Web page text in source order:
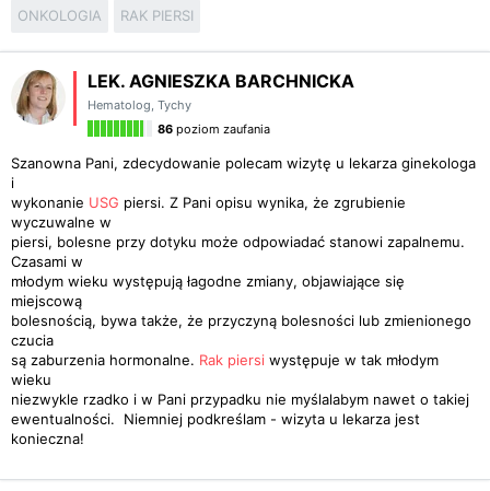
ONKOLOGIA RAK PIERSI
LEK. AGNIESZKA BARCHNICKA
Hematolog, Tychy
86 poziom zaufania
Szanowna Pani, zdecydowanie polecam wizytę u lekarza ginekologa
i
wykonanie USG piersi. Z Pani opisu wynika, że zgrubienie
wyczuwalne w
piersi, bolesne przy dotyku może odpowiadać stanowi zapalnemu.
Czasami w
młodym wieku występują łagodne zmiany, objawiające się
miejscową
bolesnością, bywa także, że przyczyną bolesności lub zmienionego
czucia
są zaburzenia hormonalne. Rak piersi występuje w tak młodym
wieku
niezwykle rzadko i w Pani przypadku nie myślalabym nawet o takiej
ewentualności. Niemniej podkreślam - wizyta u lekarza jest
konieczna!